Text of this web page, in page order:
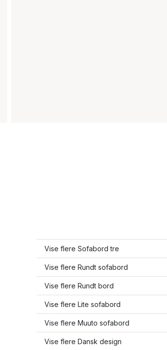
Vise flere Sofabord tre
Vise flere Rundt sofabord
Vise flere Rundt bord
Vise flere Lite sofabord
Vise flere Muuto sofabord
Vise flere Dansk design